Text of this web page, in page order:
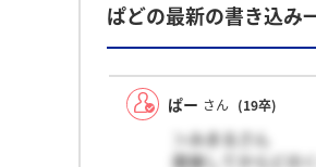
ぱどの最新の書き込み
ぱー さん (19卒)
＞みまるさん
面接してからどの